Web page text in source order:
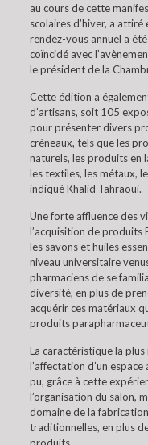
au cours de cette
scolaires d’hiver, a
rendez-vous annuel a
coïncidé avec
le président de la
Cette édition a
d’artisans, soit 105
pour présenter divers
créneaux, tels que les
naturels, les produits en
les textiles, les métaux,
indiqué Khalid Tahraoui.
Une forte affluence des
l’acquisition de produits
les savons et huiles
niveau universitaire
pharmaciens de se
diversité, en plus de
acquérir ces matériaux
produits
La caractéristique la
l’affectation d’un
pu, grâce à cette
l’organisation du salon,
domaine de la
traditionnelles, en plus